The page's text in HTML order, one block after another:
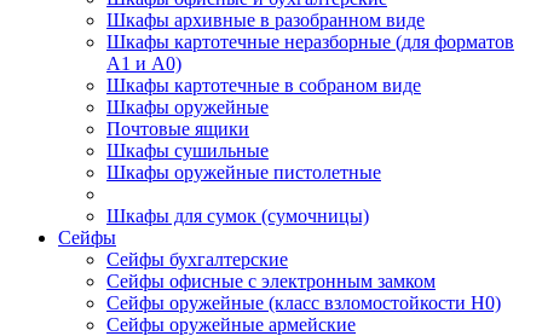
Шкафы архивные в разобранном виде
Шкафы картотечные неразборные (для форматов
А1 и А0)
Шкафы картотечные в собраном виде
Шкафы оружейные
Почтовые ящики
Шкафы сушильные
Шкафы оружейные пистолетные
Шкафы для сумок (сумочницы)
Сейфы
Сейфы бухгалтерские
Сейфы офисные с электронным замком
Сейфы оружейные (класс взломостойкости Н0)
Сейфы оружейные армейские